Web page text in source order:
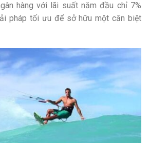
hàng với lãi suất năm đầu chỉ 7%
pháp tối ưu để sở hữu một căn biệt